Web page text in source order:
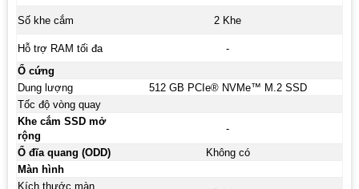
Số khe cắm 2 Khe
Hỗ trợ RAM tối đa
-
Ổ cứng
Dung lượng
512 GB PCIe® NVMe™ M.2 SSD
Tốc độ vòng quay
Khe cắm SSD mở
rộng
-
Ổ đĩa quang (ODD)
Không có
Màn hình
Kích thước màn